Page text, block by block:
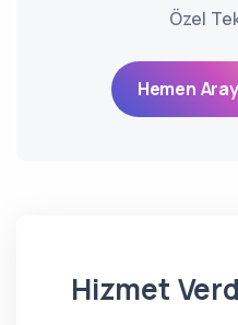
Özel
Hemen
Hizmet